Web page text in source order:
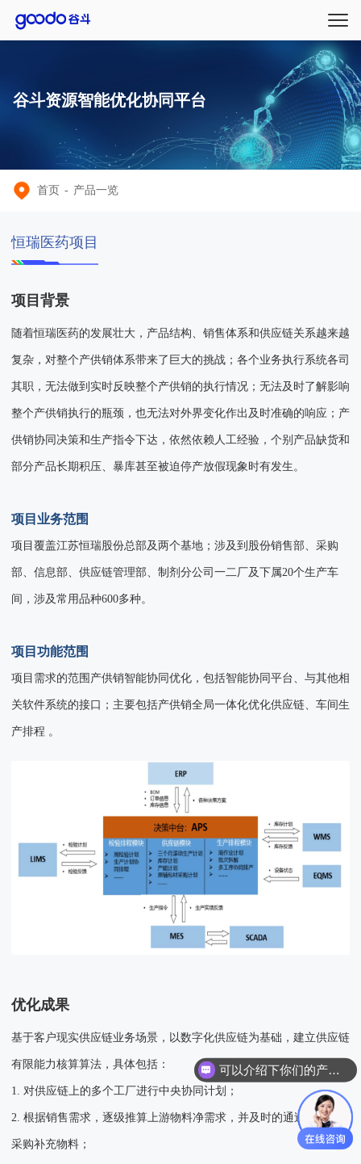
谷斗资源智能优化协同平台
首页 - 产品一览
恒瑞医药项目
项目背景
随着恒瑞医药的发展壮大，产品结构、销售体系和供应链关系越来越
复杂，对整个产供销体系带来了巨大的挑战；各个业务执行系统各司
其职，无法做到实时反映整个产供销的执行情况；无法及时了解影响
整个产供销执行的瓶颈，也无法对外界变化作出及时准确的响应；产
供销协同决策和生产指令下达，依然依赖人工经验，个别产品缺货和
部分产品长期积压、暴库甚至被迫停产放假现象时有发生。
项目业务范围
项目覆盖江苏恒瑞股份总部及两个基地；涉及到股份销售部、采购
部、信息部、供应链管理部、制剂分公司一二厂及下属20个生产车
间，涉及常用品种600多种。
项目功能范围
项目需求的范围产供销智能协同优化，包括智能协同平台、与其他相
关软件系统的接口；主要包括产供销全局一体化优化供应链、车间生
产排程 。
优化成果
基于客户现实供应链业务场景，以数字化供应链为基础，建立供应链
有限能力核算算法，具体包括：
1. 对供应链上的多个工厂进行中央协同计划；
2. 根据销售需求，逐级推算上游物料净需求，并及时的通过生产或
采购补充物料；
可以介绍下你们的产品么？